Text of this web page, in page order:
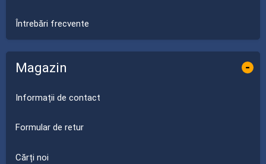
Întrebări frecvente
Magazin -
Informații de contact
Formular de retur
Cărți noi